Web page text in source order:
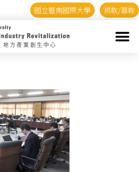
國立暨南國際大學 捐款/募款